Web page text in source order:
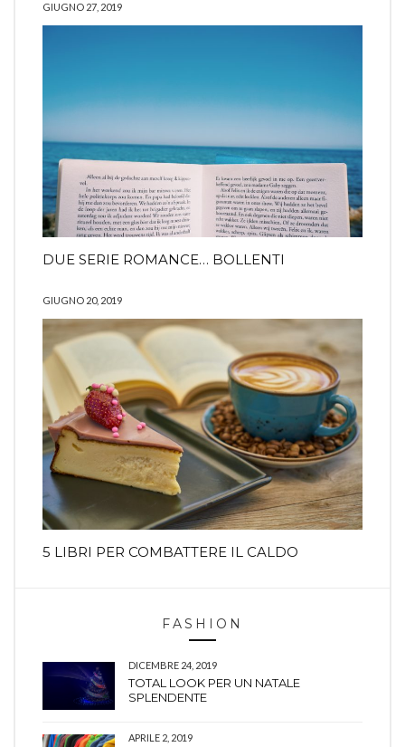
GIUGNO 27, 2019
DUE SERIE ROMANCE… BOLLENTI
GIUGNO 20, 2019
5 LIBRI PER COMBATTERE IL CALDO
FASHION
DICEMBRE 24, 2019
TOTAL LOOK PER UN NATALE
SPLENDENTE
APRILE 2, 2019